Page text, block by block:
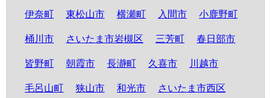
伊奈町 東松山市 横瀬町 入間市 小鹿野町
桶川市 さいたま市岩槻区 三芳町 春日部市
皆野町 朝霞市 長瀞町 久喜市 川越市
毛呂山町 狭山市 和光市 さいたま市西区